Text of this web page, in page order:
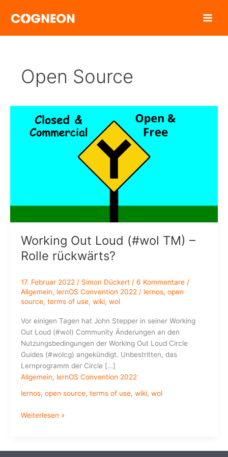
Inhalt
Open Source
Working Out Loud (#wol TM) –
Rolle rückwärts?
17. Februar 2022 / Simon Dückert / 6 Kommentare /
Allgemein, lernOS Convention 2022 / lernos, open
source, terms of use, wiki, wol
Vor einigen Tagen hat John Stepper in seiner Working
Out Loud (#wol) Community Änderungen an den
Nutzungsbedingungen der Working Out Loud Circle
Guides (#wolcg) angekündigt. Unbestritten, das
Lernprogramm der Circle […]
Allgemein, lernOS Convention 2022
lernos, open source, terms of use, wiki, wol
Working
Weiterlesen »